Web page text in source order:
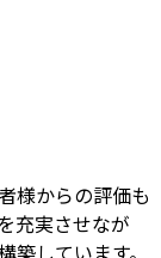
様からの評価も
充実させなが